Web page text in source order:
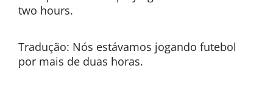
two hours.
Tradução: Nós estávamos jogando futebol
por mais de duas horas.